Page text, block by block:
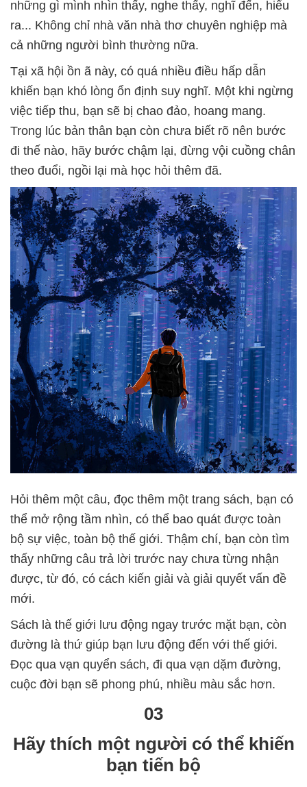
những gì mình nhìn thấy, nghe thấy, nghĩ đến, hiểu
ra... Không chỉ nhà văn nhà thơ chuyên nghiệp mà
cả những người bình thường nữa.
Tại xã hội ồn ã này, có quá nhiều điều hấp dẫn
khiến bạn khó lòng ổn định suy nghĩ. Một khi ngừng
việc tiếp thu, bạn sẽ bị chao đảo, hoang mang.
Trong lúc bản thân bạn còn chưa biết rõ nên bước
đi thế nào, hãy bước chậm lại, đừng vội cuồng chân
theo đuổi, ngồi lại mà học hỏi thêm đã.
Hỏi thêm một câu, đọc thêm một trang sách, bạn có
thể mở rộng tầm nhìn, có thể bao quát được toàn
bộ sự việc, toàn bộ thế giới. Thậm chí, bạn còn tìm
thấy những câu trả lời trước nay chưa từng nhận
được, từ đó, có cách kiến giải và giải quyết vấn đề
mới.
Sách là thế giới lưu động ngay trước mặt bạn, còn
đường là thứ giúp bạn lưu động đến với thế giới.
Đọc qua vạn quyển sách, đi qua vạn dặm đường,
cuộc đời bạn sẽ phong phú, nhiều màu sắc hơn.
03
Hãy thích một người có thể khiến
bạn tiến bộ